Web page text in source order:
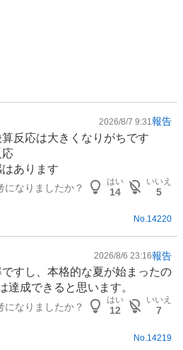
2026/8/7 9:31 報告
反応は大きくなりがちです
応
あります
になりましたか？
はい
14
いいえ
5
No.14220
2026/8/6 23:16報告
すし、本格的な夏が始まったの
達成できると思います。
になりましたか？
はい
12
いいえ
7
No. 14219